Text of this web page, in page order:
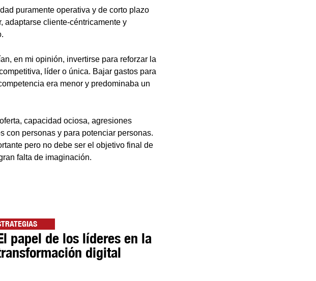
puramente operativa y de corto plazo
adaptarse cliente-céntricamente y
en mi opinión, invertirse para reforzar la
líder o única. Bajar gastos para
era menor y predominaba un
capacidad ociosa, agresiones
con personas y para potenciar personas.
pero no debe ser el objetivo final de
falta de imaginación.
papel de los líderes en la
digital